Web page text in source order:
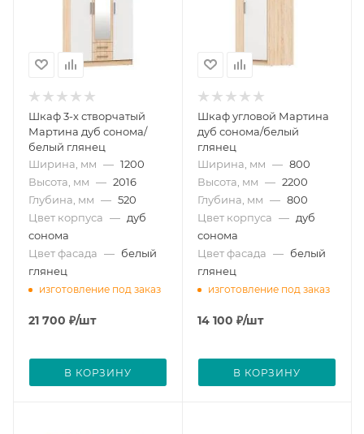
Шкаф 3-х створчатый
Мартина дуб сонома/
белый глянец
Ширина, мм — 1200
Высота, мм — 2016
Глубина, мм — 520
Цвет корпуса — дуб
сонома
Цвет фасада — белый
глянец
изготовление под заказ
21 700 ₽/шт
В КОРЗИНУ
Шкаф угловой Мартина
дуб сонома/белый
глянец
Ширина, мм — 800
Высота, мм — 2200
Глубина, мм — 800
Цвет корпуса — дуб
сонома
Цвет фасада — белый
глянец
изготовление под заказ
14 100 ₽/шт
В КОРЗИНУ